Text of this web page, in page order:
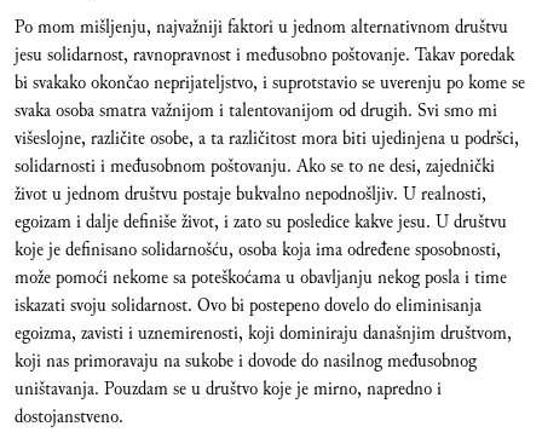
Po mom mišljenju, najvažniji faktori u jednom alternativnom društvu
jesu solidarnost, ravnopravnost i međusobno poštovanje. Takav poredak
bi svakako okončao neprijateljstvo, i suprotstavio se uverenju po kome se
svaka osoba smatra važnijom i talentovanijom od drugih. Svi smo mi
višeslojne, različite osobe, a ta različitost mora biti ujedinjena u podršci,
solidarnosti i međusobnom poštovanju. Ako se to ne desi, zajednički
život u jednom društvu postaje bukvalno nepodnošljiv. U realnosti,
egoizam i dalje definiše život, i zato su posledice kakve jesu. U društvu
koje je definisano solidarnošću, osoba koja ima određene sposobnosti,
može pomoći nekome sa poteškoćama u obavljanju nekog posla i time
iskazati svoju solidarnost. Ovo bi postepeno dovelo do eliminisanja
egoizma, zavisti i uznemirenosti, koji dominiraju današnjim društvom,
koji nas primoravaju na sukobe i dovode do nasilnog međusobnog
uništavanja. Pouzdam se u društvo koje je mirno, napredno i
dostojanstveno.